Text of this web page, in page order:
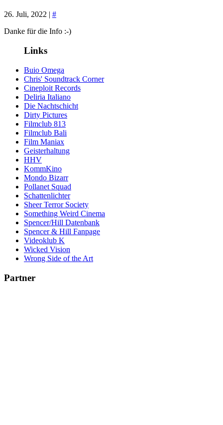
26. Juli, 2022 | #
Danke für die Info :-)
Links
Buio Omega
Chris' Soundtrack Corner
Cineploit Records
Deliria Italiano
Die Nachtschicht
Dirty Pictures
Filmclub 813
Filmclub Bali
Film Maniax
Geisterhaltung
HHV
KommKino
Mondo Bizarr
Pollanet Squad
Schattenlichter
Sheer Terror Society
Something Weird Cinema
Spencer/Hill Datenbank
Spencer & Hill Fanpage
Videoklub K
Wicked Vision
Wrong Side of the Art
Partner